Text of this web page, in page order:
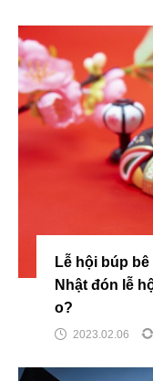
Lễ hội búp
Nhật đón lễ
o?
2023.02.06